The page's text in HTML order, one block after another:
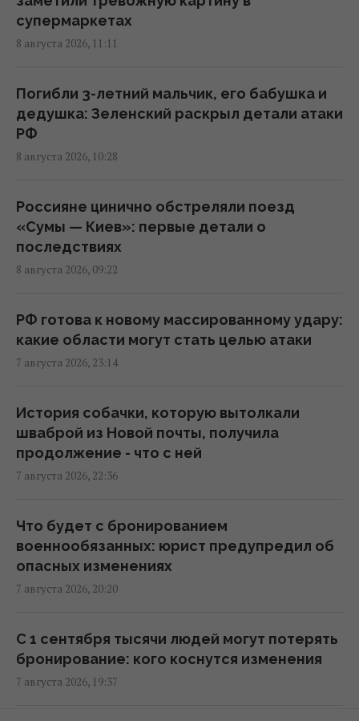
В июле Украина сбила 87% ударных дронов
и лишь 15% баллистических ракет, – отчет
Зеленский отреагировал на принятие
Сенатом США законопроекта о санкциях
против РФ
В результате атаки РФ был уничтожен
крупнейший склад средств
индивидуальной защиты
Суд продлил содержание под стражей
Коломойского, защита заявила о
20:39 пятница, 07 августа 2026
РФ поставила антидроновые сети на свои
субмарины, расположенные в тысячах
20:35 пятница, 07 августа 2026
Киев будет значительно лучше
подготовлен к зиме, но фактор обстрелов
Пантелеев
20:01 пятница, 07 августа 2026
супермаркетах
8 августа 2026, 11:11
Погибли 3-летний мальчик, его бабушка и
дедушка: Зеленский раскрыл детали атаки
РФ
8 августа 2026, 10:28
Россияне цинично обстреляли поезд
«Сумы — Киев»: первые детали о
последствиях
8 августа 2026, 09:22
РФ готова к новому массированному удару:
какие области могут стать целью атаки
7 августа 2026, 23:14
История собачки, которую вытолкали
шваброй из Новой почты, получила
продолжение - что с ней
7 августа 2026, 22:36
Что будет с бронированием
военнообязанных: юрист предупредил об
опасных изменениях
7 августа 2026, 20:20
С 1 сентября тысячи людей могут потерять
бронирование: кого коснутся изменения
7 августа 2026, 19:37